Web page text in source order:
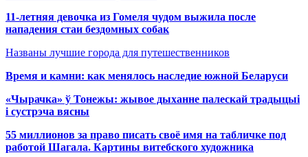
11-летняя девочка из Гомеля чудом выжила после
нападения стаи бездомных собак
Названы лучшие города для путешественников
Время и камни: как менялось наследие южной Беларуси
«Чырачка» ў Тонежы: жывое дыханне палескай традыцыі
і сустрэча вясны
55 миллионов за право писать своё имя на табличке под
работой Шагала. Картины витебского художника